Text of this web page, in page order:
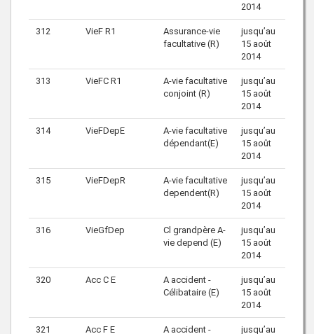
2014
312 VieF R1
Assurance-vie
facultative (R)
jusqu’au
15 août
2014
313 VieFC R1
A-vie facultative
conjoint (R)
jusqu’au
15 août
2014
314 VieFDepE
A-vie facultative
dépendant(E)
jusqu’au
15 août
2014
315 VieFDepR
A-vie facultative
dependent(R)
jusqu’au
15 août
2014
316 VieGfDep
Cl grandpère A-
vie depend (E)
jusqu’au
15 août
2014
320 Acc C E
A accident -
Célibataire (E)
jusqu’au
15 août
2014
321 Acc F E A accident - jusqu’au